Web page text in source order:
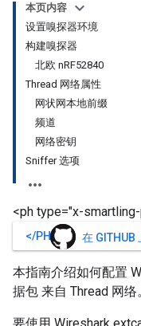
本页内容
设置嗅探器环境
构建嗅探器
北欧 nRF52840
Thread 网络属性
网状网本地前缀
频道
网络密钥
Sniffer 选项
<ph type="x-
</PH> 在 GITHUB
本指南介绍如何配置
据包 来自 Thread 网络